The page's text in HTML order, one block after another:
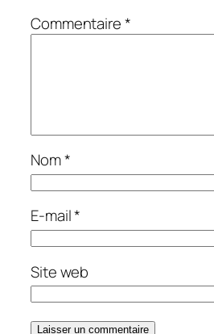
Commentaire*
Nom*
E-mail*
Site web